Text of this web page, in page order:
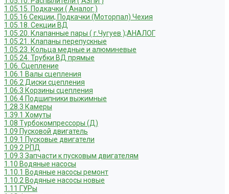
1.05.15. Подкачки ( Аналог )
1.05.16 Секции, Подкачки (Моторпал) Чехия
1.05.18. Секции ВД
1.05.20. Клапанные пары ( г.Чугуев );АНАЛОГ
1.05.21. Клапаны перепускные
1.05.23. Кольца медные и алюминевые
1.05.24. Трубки ВД прямые
1.06. Сцепление
1.06.1 Валы сцепления
1.06.2 Диски сцепления
1.06.3 Корзины сцепления
1.06.4 Подшипники выжимные
1.28.3 Камеры
1.39.1 Хомуты
1.08 Турбокомпрессоры (Д)
1.09 Пусковой двигатель
1.09.1 Пусковые двигатели
1.09.2 РПД
1.09.3 Запчасти к пусковым двигателям
1.10 Водяные насосы
1.10.1 Водяные насосы ремонт
1.10.2 Водяные насосы новые
1.11 ГУРы